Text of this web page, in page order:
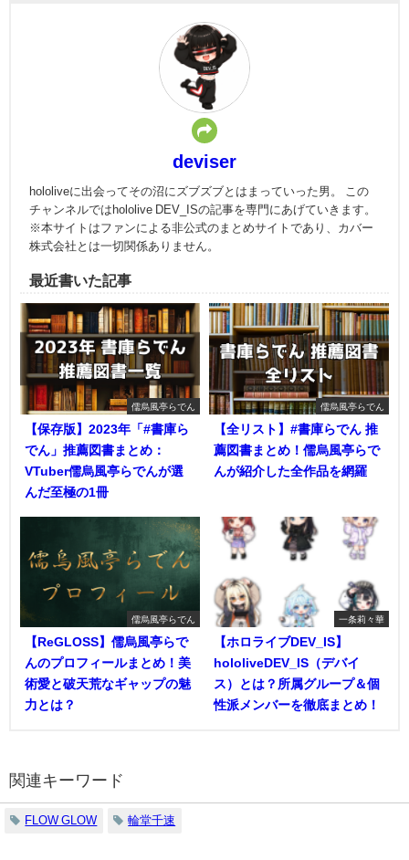
deviser
hololiveに出会ってその沼にズブズブとはまっていった男。 この
チャンネルではhololive DEV_ISの記事を専門にあげていきます。
※本サイトはファンによる非公式のまとめサイトであり、カバー
株式会社とは一切関係ありません。
最近書いた記事
儒烏風亭らでん
【保存版】2023年「#書庫ら
でん」推薦図書まとめ：
VTuber儒烏風亭らでんが選
んだ至極の1冊
儒烏風亭らでん
【全リスト】#書庫らでん 推
薦図書まとめ！儒烏風亭らで
んが紹介した全作品を網羅
儒烏風亭らでん
【ReGLOSS】儒烏風亭らで
んのプロフィールまとめ！美
術愛と破天荒なギャップの魅
力とは？
一条莉々華
【ホロライブDEV_IS】
hololiveDEV_IS（デバイ
ス）とは？所属グループ＆個
性派メンバーを徹底まとめ！
関連キーワード
FLOW GLOW 輪堂千速